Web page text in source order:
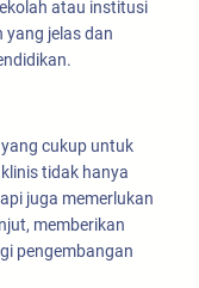
atau institusi
yang jelas dan
cukup untuk
tidak hanya
juga memerlukan
memberikan
pengembangan